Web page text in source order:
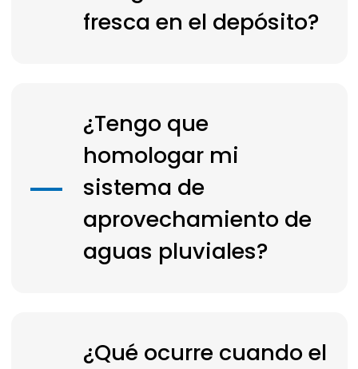
fresca en el depósito?
¿Tengo que
homologar mi
sistema de
aprovechamiento de
aguas pluviales?
¿Qué ocurre cuando el